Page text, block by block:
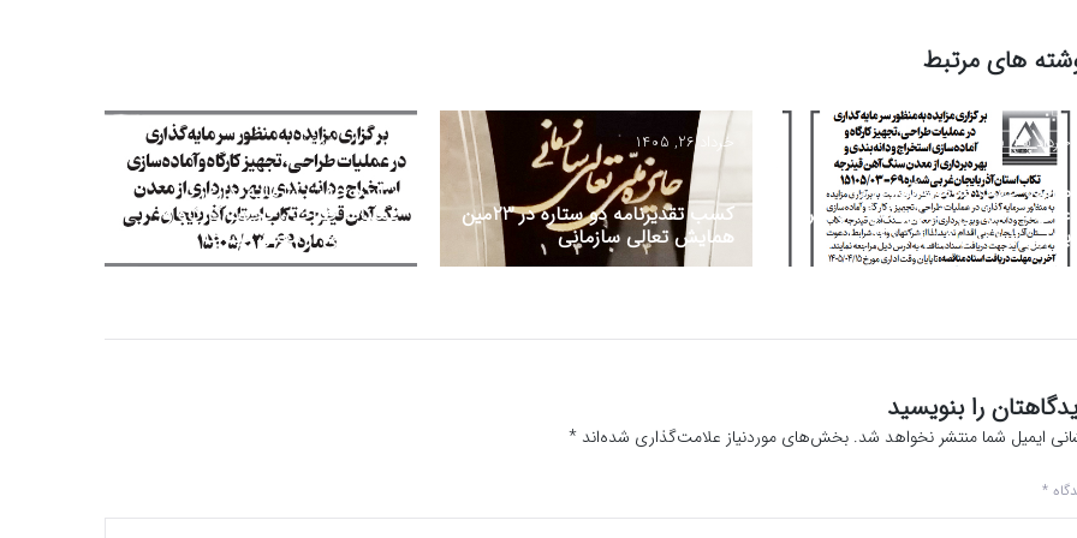
های مرتبط
مرداد 12, 1405
مزایده جهت سرمایه‌گذاری در
عملیات طراحی، تجهیز کارگاه و
بهره‌برداری از معدن قینرجه تکاب
خرداد 26, 1405
کسب تقدیرنامه دو ستاره در 23مین
همایش تعالی سازمانی
خرداد 25, 1405
مزایده جهت سرمایه‌گذاری در
عملیات طراحی، تجهیز کارگاه و بهره
برداری از معدن قینرجه تکاب
را بنویسید
ایمیل شما منتشر نخواهد شد. بخش‌های موردنیاز علامت‌گذاری شده‌اند *
*